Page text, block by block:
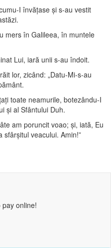
I învăţase şi s-au vestit
mers în Galileea, în muntele
Lui, iară unii s-au îndoit.
lor, zicând: „Datu-Mi-s-au
toate neamurile, botezându-I
şi al Sfântului Duh.
am poruncit voao; şi, iată, Eu
veacului. Amin!”